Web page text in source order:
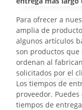
Para ofrecer a
amplia de
algunos artículos
son productos que
ordenan al
solicitados por el
Los tiempos de
proveedor.
tiempos de